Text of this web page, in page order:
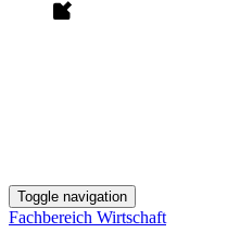
Toggle navigation
Fachbereich Wirtschaft